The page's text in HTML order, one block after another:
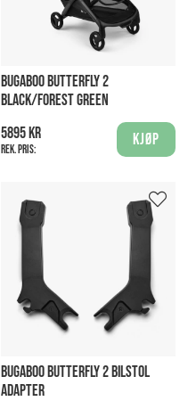
BUGABOO BUTTERFLY 2
BLACK/FOREST GREEN
5895 kr
Rek. pris:
Kjøp
BUGABOO BUTTERFLY 2 BILSTOL
ADAPTER